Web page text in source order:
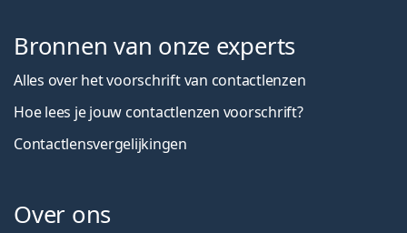
Bronnen van onze experts
Alles over het voorschrift van contactlenzen
Hoe lees je jouw contactlenzen voorschrift?
Contactlensvergelijkingen
Over ons